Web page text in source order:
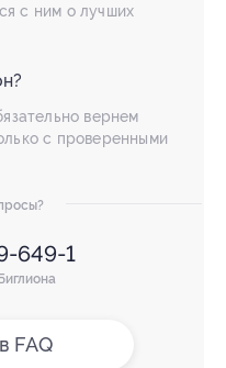
с ним о лучших
вернем
с проверенными
649-1
FAQ